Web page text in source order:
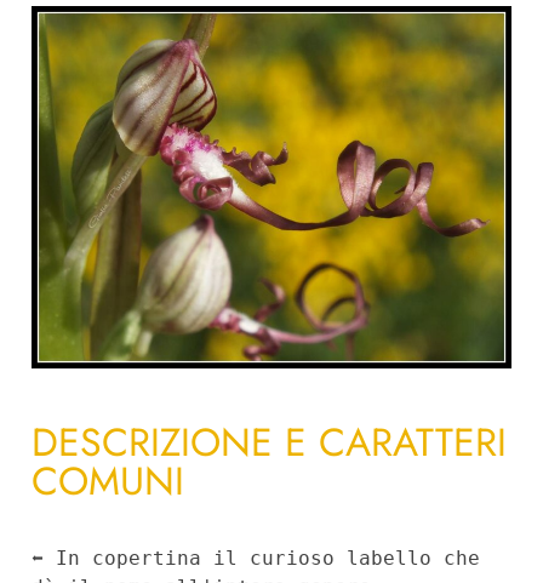
DESCRIZIONE E CARATTERI
COMUNI
⬅︎ In copertina il curioso labello che